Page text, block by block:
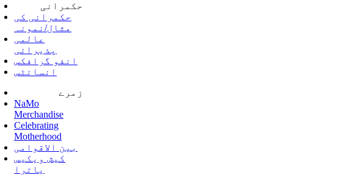
حکمرانی
حکمرانی کی
مثال/نمونہ
عالمی
پذیرائی
انفو گرافکس
انسائٹس
زمرے
NaMo
Merchandise
Celebrating
Motherhood
بین الاقوامی
کیش ویکیس
یاترا